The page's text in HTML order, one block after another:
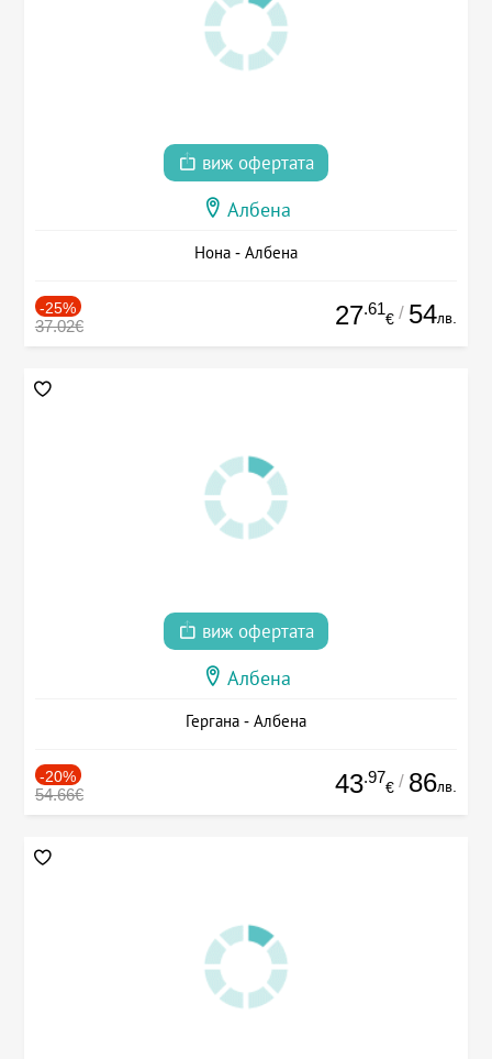
виж офертата
Албена
Нона - Албена
-25%
37.02€ 27.61
€ / 54лв.
виж офертата
Албена
Гергана - Албена
-20%
54.66€ 43.97
€ / 86лв.